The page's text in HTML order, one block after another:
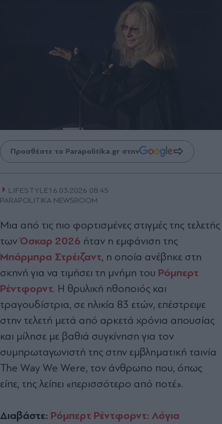
Προσθέστε το Parapolitika.gr στην
LIFESTYLE16.03.2026 08:45
PARAPOLITIKA NEWSROOM
Μια από τις πιο φορτισμένες στιγμές της τελετής
τωνΌσκαρ 2026 ήταν η εμφάνιση της
Μπάρμπρα Στρέιζαντ, η οποία ανέβηκε στη
σκηνή για να τιμήσει τη μνήμη του Ρόμπερτ
Ρέντφορντ. Η θρυλική ηθοποιός και
τραγουδίστρια, σε ηλικία 83 ετών, επέστρεψε
στην τελετή μετά από αρκετά χρόνια απουσίας
και μίλησε με βαθιά συγκίνηση για τον
συμπρωταγωνιστή της στην εμβληματική ταινία
The Way We Were, τον άνθρωπο που, όπως
είπε, της λείπει «περισσότερο από ποτέ».
Διαβάστε: Ρόμπερτ Ρέντφορντ: Λόγια